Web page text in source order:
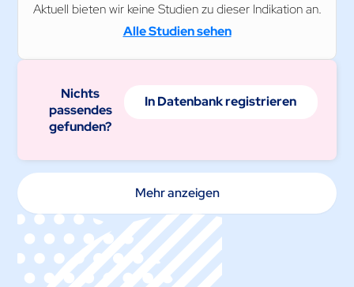
Aktuell bieten wir keine Studien zu dieser Indikation an.
Alle Studien sehen
Nichts
passendes
gefunden?
In Datenbank registrieren
Mehr anzeigen